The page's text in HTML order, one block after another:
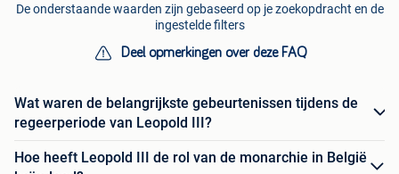
De onderstaande waarden zijn gebaseerd op je zoekopdracht en de
ingestelde filters
Deel opmerkingen over deze FAQ
Wat waren de belangrijkste gebeurtenissen tijdens de
regeerperiode van Leopold III?
Hoe heeft Leopold III de rol van de monarchie in België